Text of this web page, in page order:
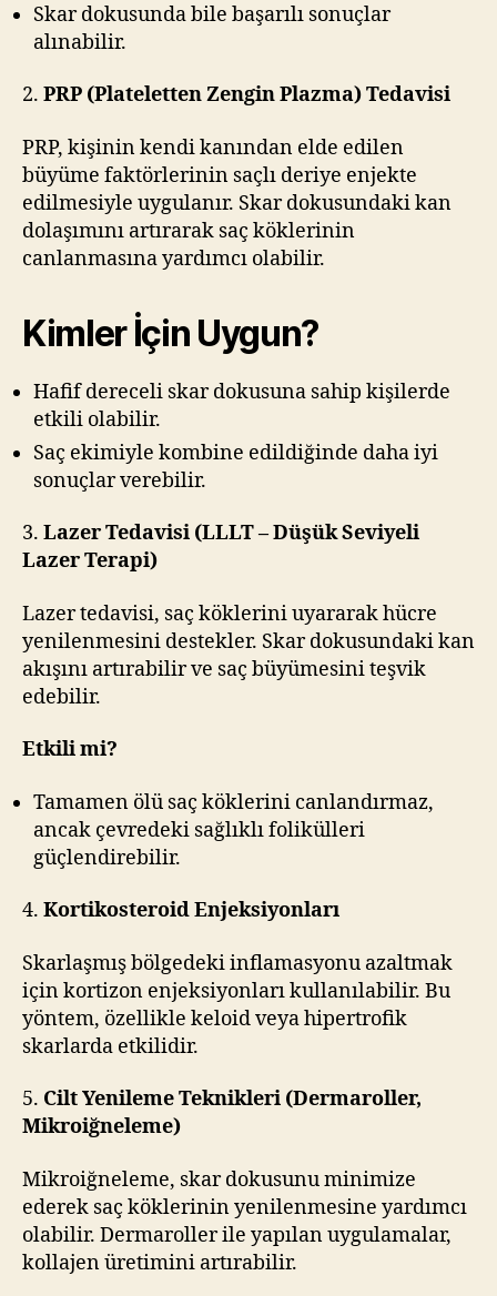
Skar dokusunda bile başarılı sonuçlar
alınabilir.
2. PRP (Plateletten Zengin Plazma) Tedavisi
PRP, kişinin kendi kanından elde edilen
büyüme faktörlerinin saçlı deriye enjekte
edilmesiyle uygulanır. Skar dokusundaki kan
dolaşımını artırarak saç köklerinin
canlanmasına yardımcı olabilir.
Kimler İçin Uygun?
Hafif dereceli skar dokusuna sahip kişilerde
etkili olabilir.
Saç ekimiyle kombine edildiğinde daha iyi
sonuçlar verebilir.
3. Lazer Tedavisi (LLLT – Düşük Seviyeli
Lazer Terapi)
Lazer tedavisi, saç köklerini uyararak hücre
yenilenmesini destekler. Skar dokusundaki kan
akışını artırabilir ve saç büyümesini teşvik
edebilir.
Etkili mi?
Tamamen ölü saç köklerini canlandırmaz,
ancak çevredeki sağlıklı folikülleri
güçlendirebilir.
4. Kortikosteroid Enjeksiyonları
Skarlaşmış bölgedeki inflamasyonu azaltmak
için kortizon enjeksiyonları kullanılabilir. Bu
yöntem, özellikle keloid veya hipertrofik
skarlarda etkilidir.
5. Cilt Yenileme Teknikleri (Dermaroller,
Mikroiğneleme)
Mikroiğneleme, skar dokusunu minimize
ederek saç köklerinin yenilenmesine yardımcı
olabilir. Dermaroller ile yapılan uygulamalar,
kollajen üretimini artırabilir.